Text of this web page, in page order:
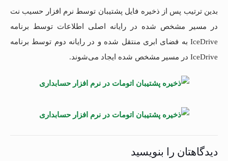
بدین ترتیب پس از ذخیره فایل پشتیبان توسط نرم افزار حسیب نت
در مسیر مشخص شده در رایانه اصلی اطلاعات توسط برنامه
IceDrive به فضای ابری منتقل شده و در رایانه دوم توسط برنامه
IceDrive در مسیر مشخص شده ایجاد می‌شوند.
دیدگاهتان را بنویسید